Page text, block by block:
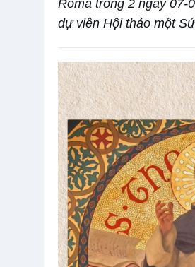
Roma trong 2 ngày 07-
dự viên Hội thảo một